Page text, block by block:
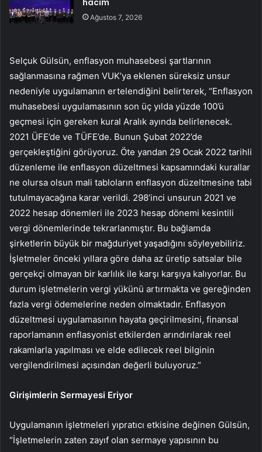
Ağustos 7, 2026
Selçuk Gülsün, enflasyon muhasebesi şartlarının
sağlanmasına rağmen VUK’ya eklenen süreksiz unsur
nedeniyle uygulamanın ertelendiğini belirterek, “Enflasyon
muhasebesi uygulamasının son üç yılda yüzde 100’ü
geçmesi için gereken kural Aralık ayında belirlenecek.
2021 ÜFE’de ve TÜFE’de. Bunun Şubat 2022’de
gerçekleştiğini görüyoruz. Öte yandan 29 Ocak 2022 tarihli
düzenleme ile enflasyon düzeltmesi kapsamındaki kurallar
ne olursa olsun mali tabloların enflasyon düzeltmesine tabi
tutulmayacağına karar verildi. 298’inci unsurun 2021 ve
2022 hesap dönemleri ile 2023 hesap dönemi kesintili
vergi dönemlerinde tekrarlanmıştır. Bu bağlamda
şirketlerin büyük bir mağduriyet yaşadığını söyleyebiliriz.
İşletmeler önceki yıllara göre daha az üretip satsalar bile
gerçekçi olmayan bir karlılık ile karşı karşıya kalıyorlar. Bu
durum işletmelerin vergi yükünü artırmakta ve gereğinden
fazla vergi ödemelerine neden olmaktadır. Enflasyon
düzeltmesi uygulamasının hayata geçirilmesini, finansal
raporlamanın enflasyonist etkilerden arındırılarak reel
rakamlarla yapılması ve elde edilecek reel bilginin
vergilendirilmesi açısından değerli buluyoruz.”
Girişimlerin Sermayesi Eriyor
Uygulamanın işletmeleri yıpratıcı etkisine değinen Gülsün,
“İşletmelerin zaten zayıf olan sermaye yapısının bu